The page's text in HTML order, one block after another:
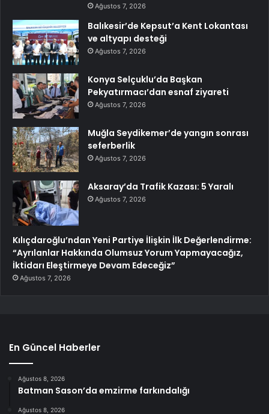
Ağustos 7, 2026
Balıkesir’de Kepsut’a Kent Lokantası
ve altyapı desteği
Ağustos 7, 2026
Konya Selçuklu’da Başkan
Pekyatırmacı’dan esnaf ziyareti
Ağustos 7, 2026
Muğla Seydikemer’de yangın sonrası
seferberlik
Ağustos 7, 2026
Aksaray’da Trafik Kazası: 5 Yaralı
Ağustos 7, 2026
Kılıçdaroğlu’ndan Yeni Partiye İlişkin İlk Değerlendirme:
“Ayrılanlar Hakkında Olumsuz Yorum Yapmayacağız,
İktidarı Eleştirmeye Devam Edeceğiz”
Ağustos 7, 2026
En Güncel Haberler
Ağustos 8, 2026
Batman Sason’da emzirme farkındalığı
Ağustos 8, 2026